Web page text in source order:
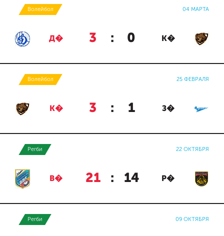
Волейбол 04 МАРТА
Д� 3 : 0 К�
Волейбол 25 ФЕВРАЛЯ
К� 3 : 1 З�
Регби 22 ОКТЯБРЯ
В� 21 : 14 Р�
Регби 09 ОКТЯБРЯ